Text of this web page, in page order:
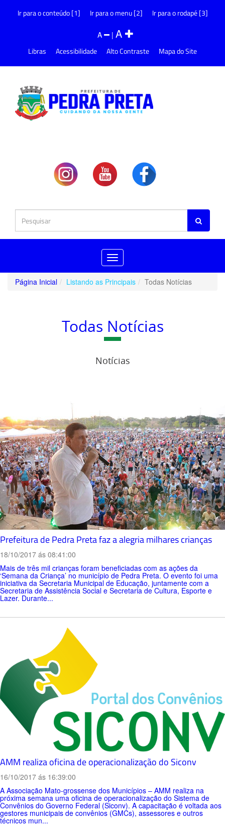
Ir para o conteúdo [1] Ir para o menu [2] Ir para o rodapé [3]
A |A
Libras Acessibilidade Alto Contraste Mapa do Site
Toggle
navigation
Página Inicial
Listando as Principais Todas Notícias
Todas Notícias
Notícias
Prefeitura de Pedra Preta faz a alegria milhares crianças
18/10/2017 ás 08:41:00
Mais de três mil crianças foram beneficiadas com as ações da
‘Semana da Criança’ no município de Pedra Preta. O evento foi uma
iniciativa da Secretaria Municipal de Educação, juntamente com a
Secretaria de Assistência Social e Secretaria de Cultura, Esporte e
Lazer. Durante...
AMM realiza oficina de operacionalização do Siconv
16/10/2017 ás 16:39:00
A Associação Mato-grossense dos Municípios – AMM realiza na
próxima semana uma oficina de operacionalização do Sistema de
Convênios do Governo Federal (Siconv). A capacitação é voltada aos
gestores municipais de convênios (GMCs), assessores e outros
técnicos mun...